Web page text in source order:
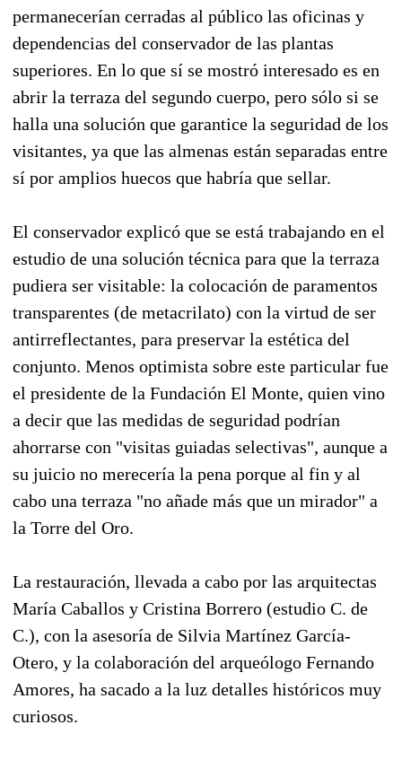
permanecerían cerradas al público las oficinas y
dependencias del conservador de las plantas
superiores. En lo que sí se mostró interesado es en
abrir la terraza del segundo cuerpo, pero sólo si se
halla una solución que garantice la seguridad de los
visitantes, ya que las almenas están separadas entre
sí por amplios huecos que habría que sellar.
El conservador explicó que se está trabajando en el
estudio de una solución técnica para que la terraza
pudiera ser visitable: la colocación de paramentos
transparentes (de metacrilato) con la virtud de ser
antirreflectantes, para preservar la estética del
conjunto. Menos optimista sobre este particular fue
el presidente de la Fundación El Monte, quien vino
a decir que las medidas de seguridad podrían
ahorrarse con "visitas guiadas selectivas", aunque a
su juicio no merecería la pena porque al fin y al
cabo una terraza "no añade más que un mirador" a
la Torre del Oro.
La restauración, llevada a cabo por las arquitectas
María Caballos y Cristina Borrero (estudio C. de
C.), con la asesoría de Silvia Martínez García-
Otero, y la colaboración del arqueólogo Fernando
Amores, ha sacado a la luz detalles históricos muy
curiosos.